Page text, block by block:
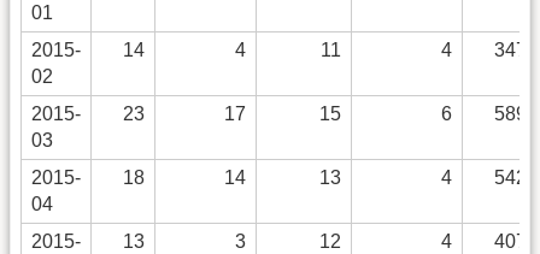
01
2015-
02
14 4 11 4 347
2015-
03
23 17 15 6 589
2015-
04
18 14 13 4 542
2015-
13 3 12 4 407